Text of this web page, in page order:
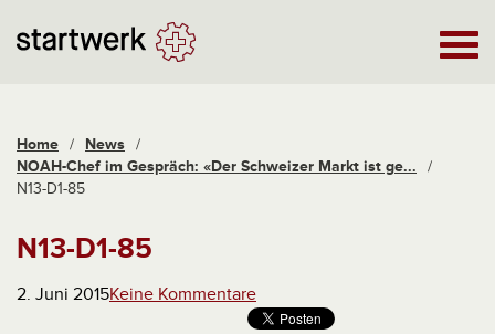
Home / News /
NOAH-Chef im Gespräch: «Der Schweizer Markt ist ge...
/
N13-D1-85
N13-D1-85
2. Juni 2015Keine Kommentare